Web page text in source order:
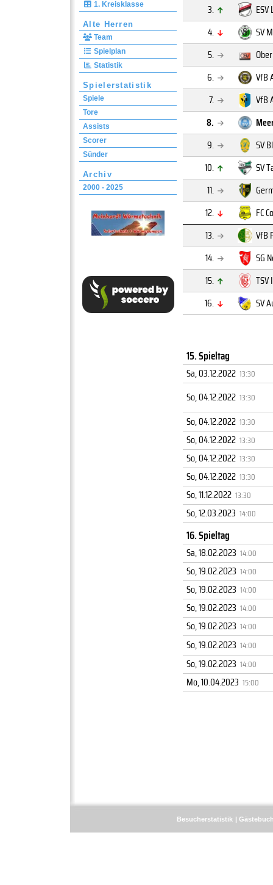
1. Kreisklasse
Alte Herren
Team
Spielplan
Statistik
Spielerstatistik
Spiele
Tore
Assists
Scorer
Sünder
Archiv
2000 - 2025
3.
4.
SV
5.
6.
VfB
7.
VfB
8.
9.
SV
10.
SV
11.
12.
FC
13.
VfB
14.
SG
15.
TSV
16.
SV
15. Spieltag
Sa, 03.12.2022 13:30
So, 04.12.2022 13:30
So, 04.12.2022 13:30
So, 04.12.2022 13:30
So, 04.12.2022 13:30
So, 04.12.2022 13:30
So, 11.12.2022 13:30
So, 12.03.2023 14:00
16. Spieltag
Sa, 18.02.2023 14:00
So, 19.02.2023 14:00
So, 19.02.2023 14:00
So, 19.02.2023 14:00
So, 19.02.2023 14:00
So, 19.02.2023 14:00
So, 19.02.2023 14:00
Mo, 10.04.2023 15:00
Besucherstatistik